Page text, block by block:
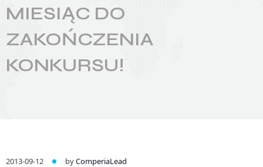
Regulaminy
MIESIĄC DO
ZAKOŃCZENIA
KONKURSU!
2013-09-12 byComperiaLead